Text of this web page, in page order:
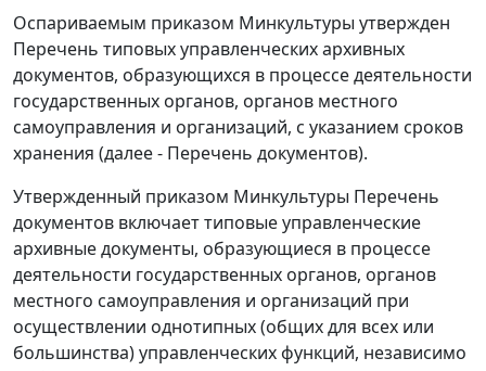
Оспариваемым приказом Минкультуры утвержден
Перечень типовых управленческих архивных
документов, образующихся в процессе деятельности
государственных органов, органов местного
самоуправления и организаций, с указанием сроков
хранения (далее - Перечень документов).
Утвержденный приказом Минкультуры Перечень
документов включает типовые управленческие
архивные документы, образующиеся в процессе
деятельности государственных органов, органов
местного самоуправления и организаций при
осуществлении однотипных (общих для всех или
большинства) управленческих функций, независимо